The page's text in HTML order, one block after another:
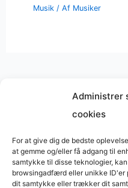
Administrer
cookies
For at give dig de bedste
at gemme og/eller få adgang til
samtykke til disse teknologier,
browsingadfærd eller unikke ID'er
dit samtykke eller trækker dit
Musik / Af Musiker
Musik på
Copyright ©
Udviklet af
Bygget